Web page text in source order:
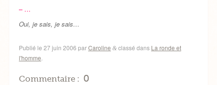
– …
Oui, je sais, je sais…
Publié le 27 juin 2006 parCaroline &classé dans La ronde et
l'homme
Commentaire : 0